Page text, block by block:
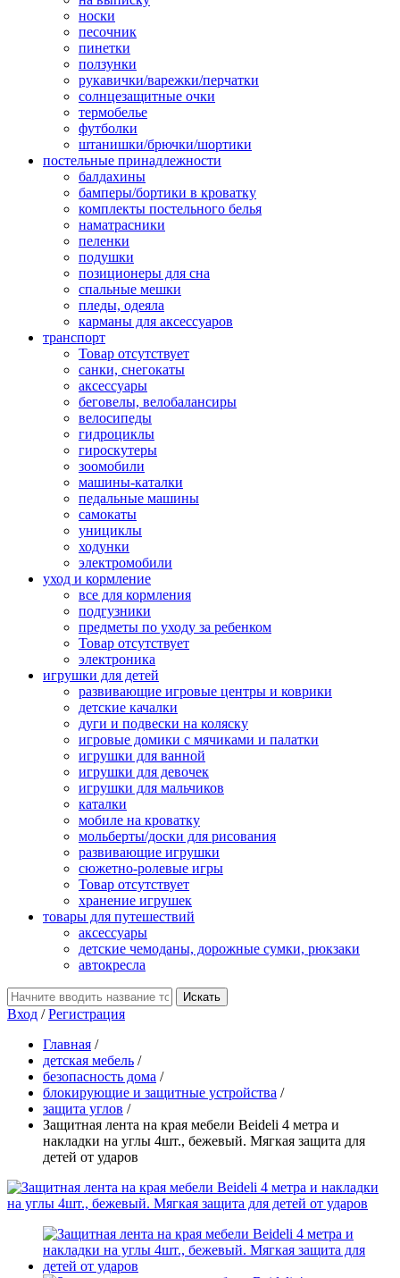
носки
песочник
пинетки
ползунки
рукавички/варежки/перчатки
солнцезащитные очки
термобелье
футболки
штанишки/брючки/шортики
постельные принадлежности
балдахины
бамперы/бортики в кроватку
комплекты постельного белья
наматрасники
пеленки
подушки
позиционеры для сна
спальные мешки
пледы, одеяла
карманы для аксеcсуаров
транспорт
Товар отсутствует
санки, снегокаты
аксессуары
беговелы, велобалансиры
велосипеды
гидроциклы
гироскутеры
зоомобили
машины-каталки
педальные машины
самокаты
унициклы
ходунки
электромобили
уход и кормление
все для кормления
подгузники
предметы по уходу за ребенком
Товар отсутствует
электроника
игрушки для детей
развивающие игровые центры и коврики
детские качалки
дуги и подвески на коляску
игровые домики с мячиками и палатки
игрушки для ванной
игрушки для девочек
игрушки для мальчиков
каталки
мобиле на кроватку
мольберты/доски для рисования
развивающие игрушки
сюжетно-ролевые игры
Товар отсутствует
хранение игрушек
товары для путешествий
аксессуары
детские чемоданы, дорожные сумки, рюкзаки
автокресла
Вход /Регистрация
Главная /
детская мебель /
безопасность дома /
блокирующие и защитные устройства /
защита углов /
Защитная лента на края мебели Beideli 4 метра и
накладки на углы 4шт., бежевый. Мягкая защита для
детей от ударов